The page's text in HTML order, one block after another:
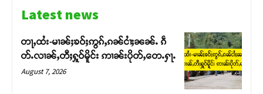
Latest news
တႃႇထႆး-မၢၼ်ႈၶဝ်ႈဢွၵ်ႇၵၼ်ငၢႆႈၼၼ်ႉ ၵဵ
တ်ႉလၢၼ်ႇတီႈႁူဝ်မိူင်း ဢၢၼ်းပိုတ်ႇတေႉႁႃႉ
August 7, 2026